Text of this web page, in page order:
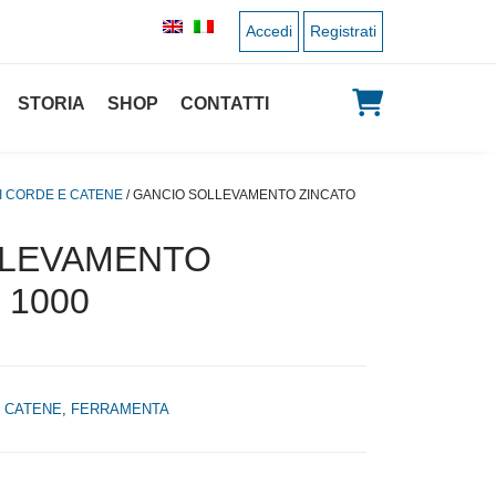
Accedi Registrati
STORIA SHOP CONTATTI
CORDE E CATENE / GANCIO SOLLEVAMENTO ZINCATO
1000
, FERRAMENTA